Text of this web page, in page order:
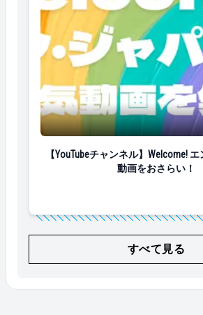
【YouTubeチャンネル】
【YouTubeチャンネル】Welcome!
動画をおさらい！
すべて見る